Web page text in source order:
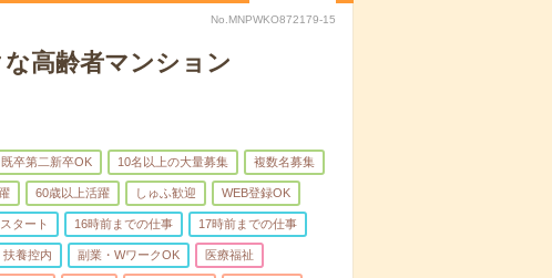
No.MNPWKO872179-15
な高齢者マンション
既卒第二新卒OK 10名以上の大量募集 複数名募集
60歳以上活躍 しゅふ歓迎 WEB登録OK
タート 16時前までの仕事 17時前までの仕事
扶養控内 副業・WワークOK 医療福祉